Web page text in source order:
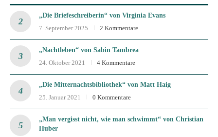
„Die Briefeschreiberin“ von Virginia Evans
7. September 2025
2 Kommentare
„Nachtleben“ von Sabin Tambrea
24. Oktober 2021
4 Kommentare
„Die Mitternachtsbibliothek“ von Matt Haig
25. Januar 2021
0 Kommentare
„Man vergisst nicht, wie man schwimmt“ von Christian
Huber